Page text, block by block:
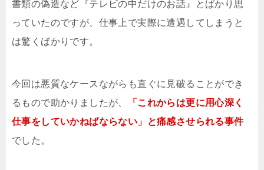
書類の偽造など『テレビの中だけのお話』とばかり思
っていたのですが、仕事上で実際に遭遇してしまうと
は驚くばかりです。
今回は悪質なケースながらも直ぐに見破ることができ
るもので助かりましたが、
「これからは更に用心深く
仕事をしていかねばならない」と痛感させられる事件
でした。